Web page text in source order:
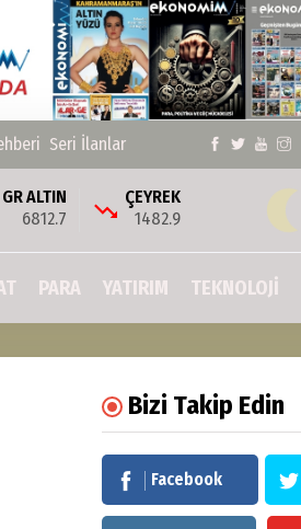
Seri İlanlar
GR ALTIN
6812.7
ÇEYREK
1482.9
PARA YATIRIM TEKNOLOJİ
Bizi Takip Edin
Facebook